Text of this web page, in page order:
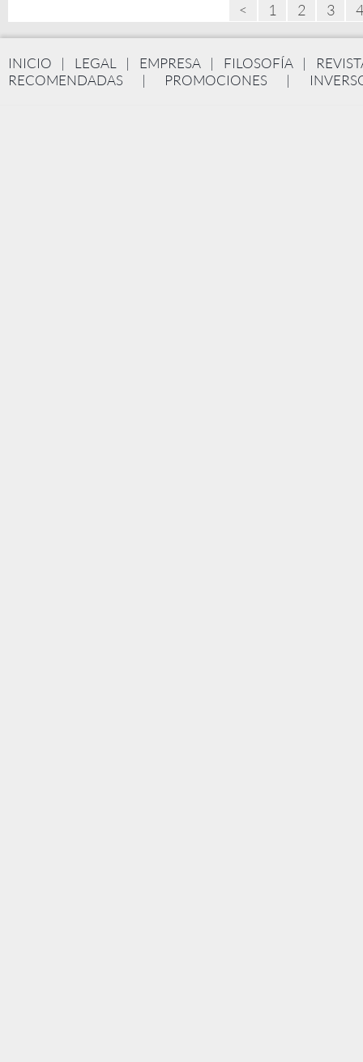
< 1 2 3 4
INICIO | LEGAL | EMPRESA | FILOSOFÍA |
RECOMENDADAS
| PROMOCIONES |